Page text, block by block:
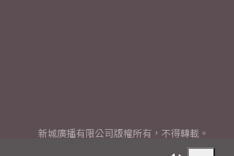
新城廣播有限公司版權所有，不得轉載。
Corporation Limited. All rights reserved.